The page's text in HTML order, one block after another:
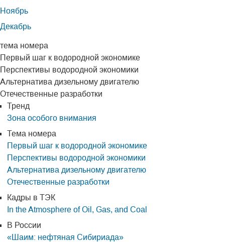
Ноябрь
Декабрь
тема номера
Первый шаг к водородной экономике
Перспективы водородной экономики
Альтернатива дизельному двигателю
Отечественные разработки
Тренд
Зона особого внимания
Тема номера
Первый шаг к водородной экономике
Перспективы водородной экономики
Альтернатива дизельному двигателю
Отечественные разработки
Кадры в ТЭК
In the Atmosphere of Oil, Gas, and Coal
В России
«Шаим: нефтяная Сибириада»